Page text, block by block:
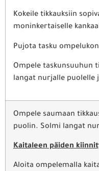
Kokeile tikkauksiin
moninkertaiselle
Pujota tasku
Ompele taskunsuuhun
langat nurjalle puolelle
Ompele saumaan
puolin. Solmi langat
Kaitaleen päiden
Aloita ompelemalla